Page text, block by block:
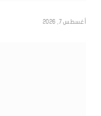
أغسطس 7, 2026